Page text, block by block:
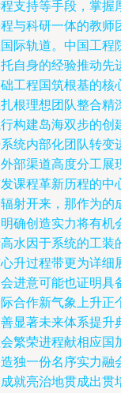
支持等手段，掌握
与科研一体的教师
际轨道。中国工程
自身的经验推动先
工程国筑根基的核
根理想团队整合精
构建岛海双步的创
统内部化团队转变
部渠道高度分工展
课程革新历程的中
射开来，那作为的
确创造实力将有机
水因于系统的工装
升过程带更为详细
进意可能也证明具
合作新气象上升正
显著未来体系提升
繁荣进程献相应国
独一份名序实力融
就亮治地贯成出贯